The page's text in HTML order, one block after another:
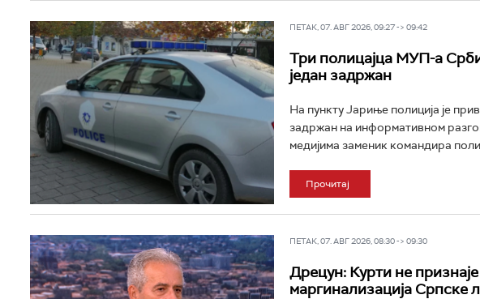
ПЕТАК, 07. АВГ 2026, 09:27 -> 09:42
Три полицајца МУП-а
један задржан
На пункту Јариње полиција је
задржан на информативном
медијима заменик командира
Прочитај
ПЕТАК, 07. АВГ 2026, 08:30 -> 09:30
Дрецун: Курти не
маргинализација Српске